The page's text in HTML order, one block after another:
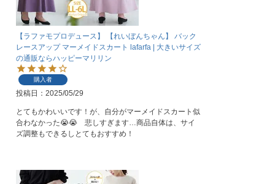
【ラファモプロデュース】 【れいぼんちゃん】 バック
レースアップ マーメイドスカート lafarfa | 大きいサイズ
の通販ならハッピーマリリン
購入者
投稿日 2025/05/29
とてもかわいいです！が、自分がマーメイドスカート似
合わなかった😭😭　悲しすぎます…商品自体は、サイ
ズ調整もできるしとてもおすすめ！